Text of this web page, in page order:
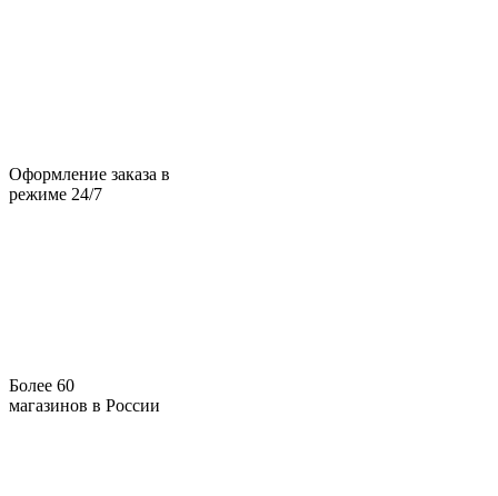
Оформление заказа в
режиме 24/7
Более 60
магазинов в России